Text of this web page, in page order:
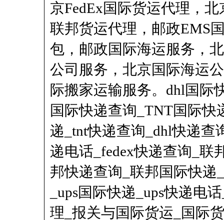
京FedEx国际货运代理，
联邦货运代理，邮政EMS
包，邮政国际海运服务，
公司服务，北京国际海运
际搬家运输服务。dhl国际
国际快递查询_ TNT国际快
递_tnt快递查询_dhl快递查
递电话_fedex快递查询_联
邦快递查询_联邦国际快递
_ups国际快递_ups快递电
理_报关与国际货运_国际